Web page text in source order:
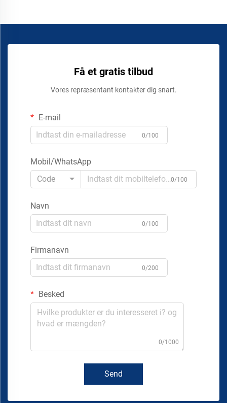
Få et gratis tilbud
Vores repræsentant kontakter dig snart.
E-mail
0/100
Mobil/WhatsApp
Code
0/100
Navn
0/100
Firmanavn
0/200
Besked
0/1000
Send